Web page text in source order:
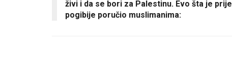
živi i da se bori za Palestinu. Evo šta je prije
pogibije poručio muslimanima: